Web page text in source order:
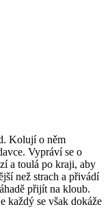
Kolují o něm
Vypráví se o
a toulá po kraji, aby
než strach a přivádí
přijít na kloub.
každý se však dokáže